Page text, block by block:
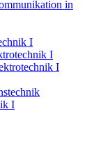
in
I
I
I
I